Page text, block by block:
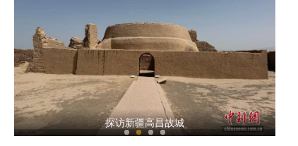
新疆伊犁：文物古迹中的中华民族共同体故事
探访新疆高昌故城